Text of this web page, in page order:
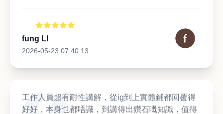
fung LI
2026-05-23 07:40:13
工作人員超有耐性講解，從ig到上實體鋪都回覆得
好好，本身乜都唔識，到講得出鑽石嘅知識，值得